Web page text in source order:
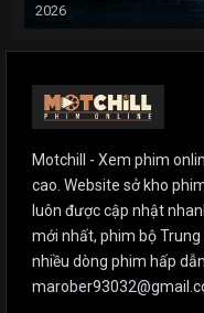
2026
Motchill - Xem phim
cao. Website sở kho
luôn được cập nhật
mới nhất, phim bộ Trung
nhiều dòng phim hấp